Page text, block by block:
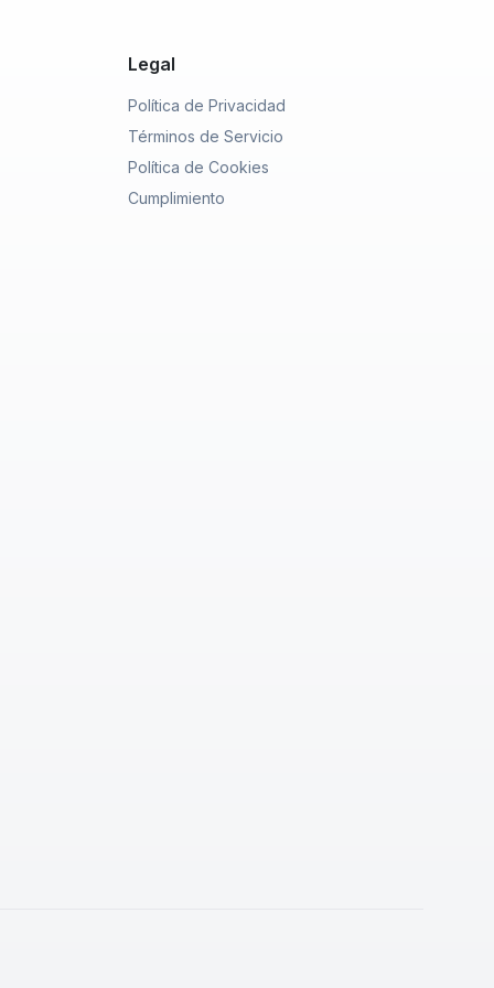
Legal
Política de Privacidad
Términos de Servicio
Política de Cookies
Cumplimiento